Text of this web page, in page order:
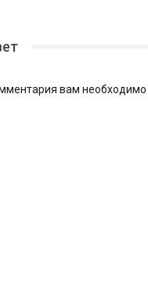
вам необходимо